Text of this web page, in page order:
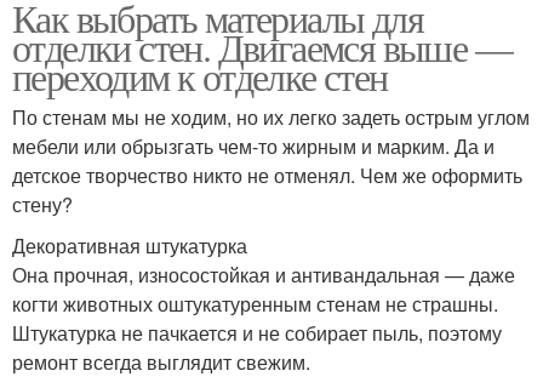
Как выбрать материалы для
отделки стен. Двигаемся выше —
переходим к отделке стен
По стенам мы не ходим, но их легко задеть острым углом
мебели или обрызгать чем-то жирным и марким. Да и
детское творчество никто не отменял. Чем же оформить
стену?
Декоративная штукатурка
Она прочная, износостойкая и антивандальная — даже
когти животных оштукатуренным стенам не страшны.
Штукатурка не пачкается и не собирает пыль, поэтому
ремонт всегда выглядит свежим.